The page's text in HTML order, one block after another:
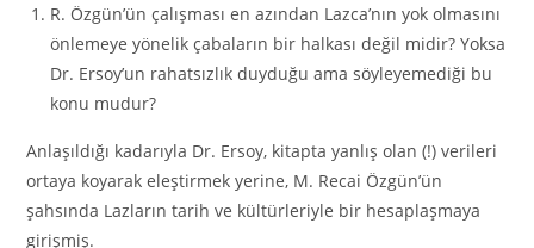
R. Özgün’ün çalışması en azından Lazca’nın yok olmasını
önlemeye yönelik çabaların bir halkası değil midir? Yoksa
Dr. Ersoy’un rahatsızlık duyduğu ama söyleyemediği bu
konu mudur?
Anlaşıldığı kadarıyla Dr. Ersoy, kitapta yanlış olan (!) verileri
ortaya koyarak eleştirmek yerine, M. Recai Özgün’ün
şahsında Lazların tarih ve kültürleriyle bir hesaplaşmaya
girişmiş.